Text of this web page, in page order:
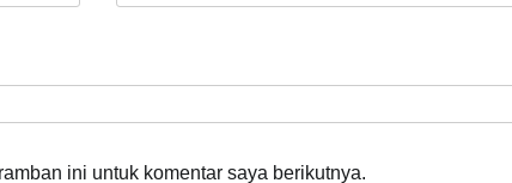
ini untuk komentar saya berikutnya.